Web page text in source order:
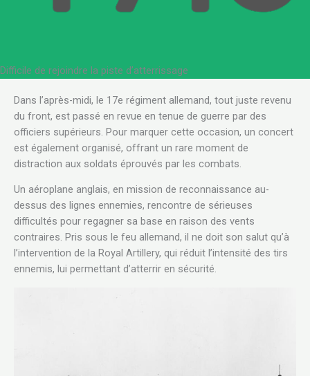
Difficile de rejoindre la piste d’atterrissage
Dans l’après-midi, le 17e régiment allemand, tout juste revenu
du front, est passé en revue en tenue de guerre par des
officiers supérieurs. Pour marquer cette occasion, un concert
est également organisé, offrant un rare moment de
distraction aux soldats éprouvés par les combats.
Un aéroplane anglais, en mission de reconnaissance au-
dessus des lignes ennemies, rencontre de sérieuses
difficultés pour regagner sa base en raison des vents
contraires. Pris sous le feu allemand, il ne doit son salut qu’à
l’intervention de la Royal Artillery, qui réduit l’intensité des tirs
ennemis, lui permettant d’atterrir en sécurité.